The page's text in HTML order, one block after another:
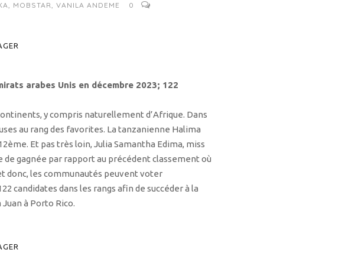
, MOBSTAR, VANILA ANDEME 0
arabes Unis en décembre 2023; 122
y compris naturellement d’Afrique. Dans
au rang des favorites. La tanzanienne Halima
Et pas très loin, Julia Samantha Edima, miss
de gagnée par rapport au précédent classement où
donc, les communautés peuvent voter
candidates dans les rangs afin de succéder à la
à Porto Rico.